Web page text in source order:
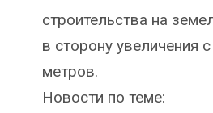
строительства на
в сторону увеличения
метров.
Новости по теме: